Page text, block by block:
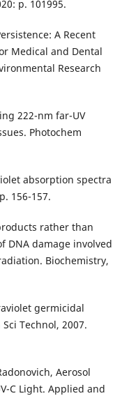
p. 101995.
A Recent
Medical and Dental
Research
222-nm far-UV
Photochem
absorption spectra
156-157.
rather than
DNA damage involved
Biochemistry,
germicidal
Technol, 2007.
Aerosol
C Light. Applied and